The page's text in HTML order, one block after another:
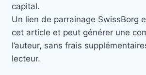
capital.
Un lien de parrainage SwissBorg
cet article et peut générer une
l’auteur, sans frais
lecteur.